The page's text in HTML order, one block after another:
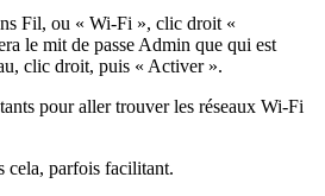
Fil, ou « Wi-Fi », clic droit «
le mit de passe Admin que qui est
clic droit, puis « Activer ».
pour aller trouver les réseaux Wi-Fi
cela, parfois facilitant.